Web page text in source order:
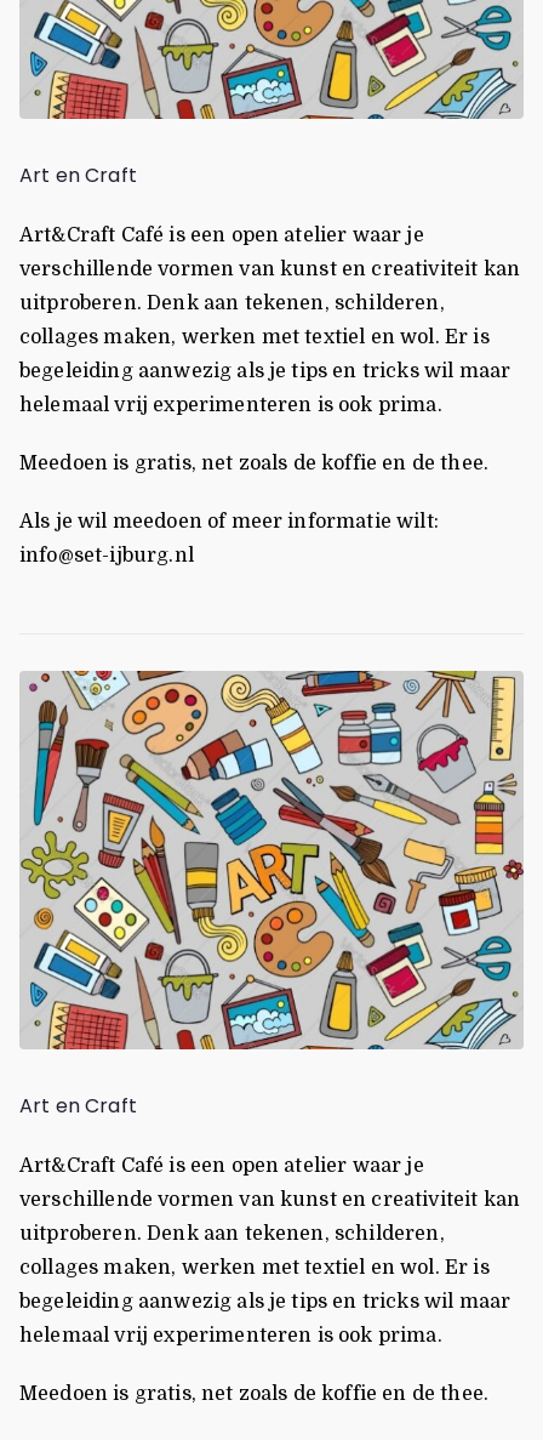
Art en Craft
Art&Craft Café is een open atelier waar je
verschillende vormen van kunst en creativiteit kan
uitproberen. Denk aan tekenen, schilderen,
collages maken, werken met textiel en wol. Er is
begeleiding aanwezig als je tips en tricks wil maar
helemaal vrij experimenteren is ook prima.
Meedoen is gratis, net zoals de koffie en de thee.
Als je wil meedoen of meer informatie wilt:
info@set-ijburg.nl
Art en Craft
Art&Craft Café is een open atelier waar je
verschillende vormen van kunst en creativiteit kan
uitproberen. Denk aan tekenen, schilderen,
collages maken, werken met textiel en wol. Er is
begeleiding aanwezig als je tips en tricks wil maar
helemaal vrij experimenteren is ook prima.
Meedoen is gratis, net zoals de koffie en de thee.